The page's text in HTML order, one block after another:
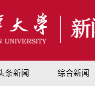
条新闻 综合新闻